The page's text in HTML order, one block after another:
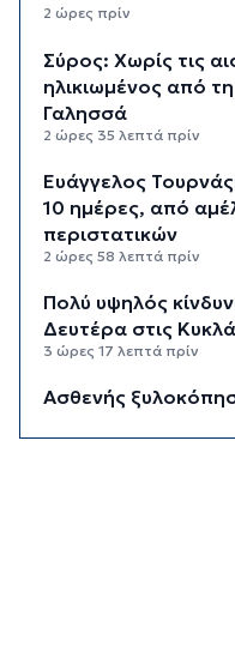
2 ώρες πρίν
Σύρος: Χωρίς τις
ηλικιωμένος από
Γαλησσά
2 ώρες 35 λεπτά πρίν
Ευάγγελος
10 ημέρες, από
περιστατικών
2 ώρες 58 λεπτά πρίν
Πολύ υψηλός
Δευτέρα στις
3 ώρες 17 λεπτά πρίν
Ασθενής